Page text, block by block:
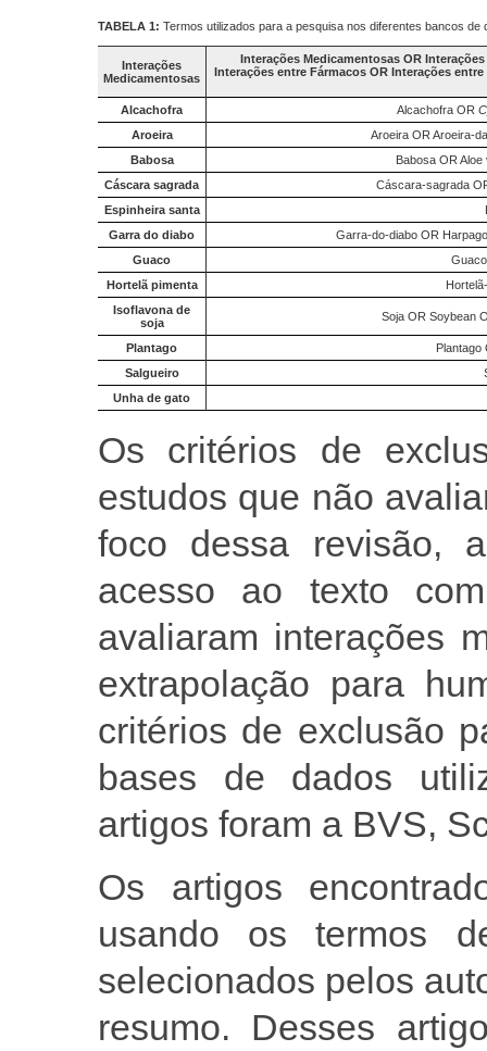
TABELA 1: Termos utilizados para a pesquisa nos diferentes bancos de
Interações
Medicamentosas
Interações Medicamentosas OR
Interações entre Fármacos OR Interações
Alcachofra Alcachofra OR
Aroeira
Aroeira OR Aroeira-
Babosa
Babosa OR
Cáscara sagrada
Cáscara-sagrada
Espinheira santa
Garra do diabo
Garra-do-diabo OR
Guaco
Hortelã pimenta
Isoflavona de
soja
Soja OR Soybean
Plantago
Plantago
Salgueiro
Unha de gato
Os critérios de
estudos que não
foco dessa revisão,
acesso ao texto
avaliaram interações
extrapolação para
critérios de exclusão
bases de dados
artigos foram a BVS,
Os artigos
usando os termos
selecionados pelos
resumo. Desses